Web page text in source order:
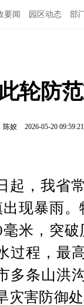
要闻 园区动态 部
轮防
陈姣 2026-05-20 09:59:21
起，我省
出现暴雨
毫米，突
过程，最
多条山洪
灾害防御